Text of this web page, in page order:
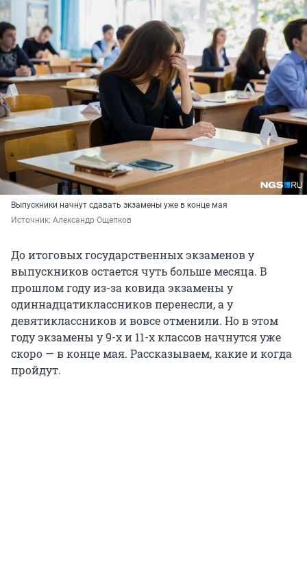
Выпускники начнут сдавать экзамены уже в конце мая
Источник: Александр Ощепков
До итоговых государственных экзаменов у
выпускников остается чуть больше месяца. В
прошлом году из-за ковида экзамены у
одиннадцатиклассников перенесли, а у
девятиклассников и вовсе отменили. Но в этом
году экзамены у 9-х и 11-х классов начнутся уже
скоро — в конце мая. Рассказываем, какие и когда
пройдут.